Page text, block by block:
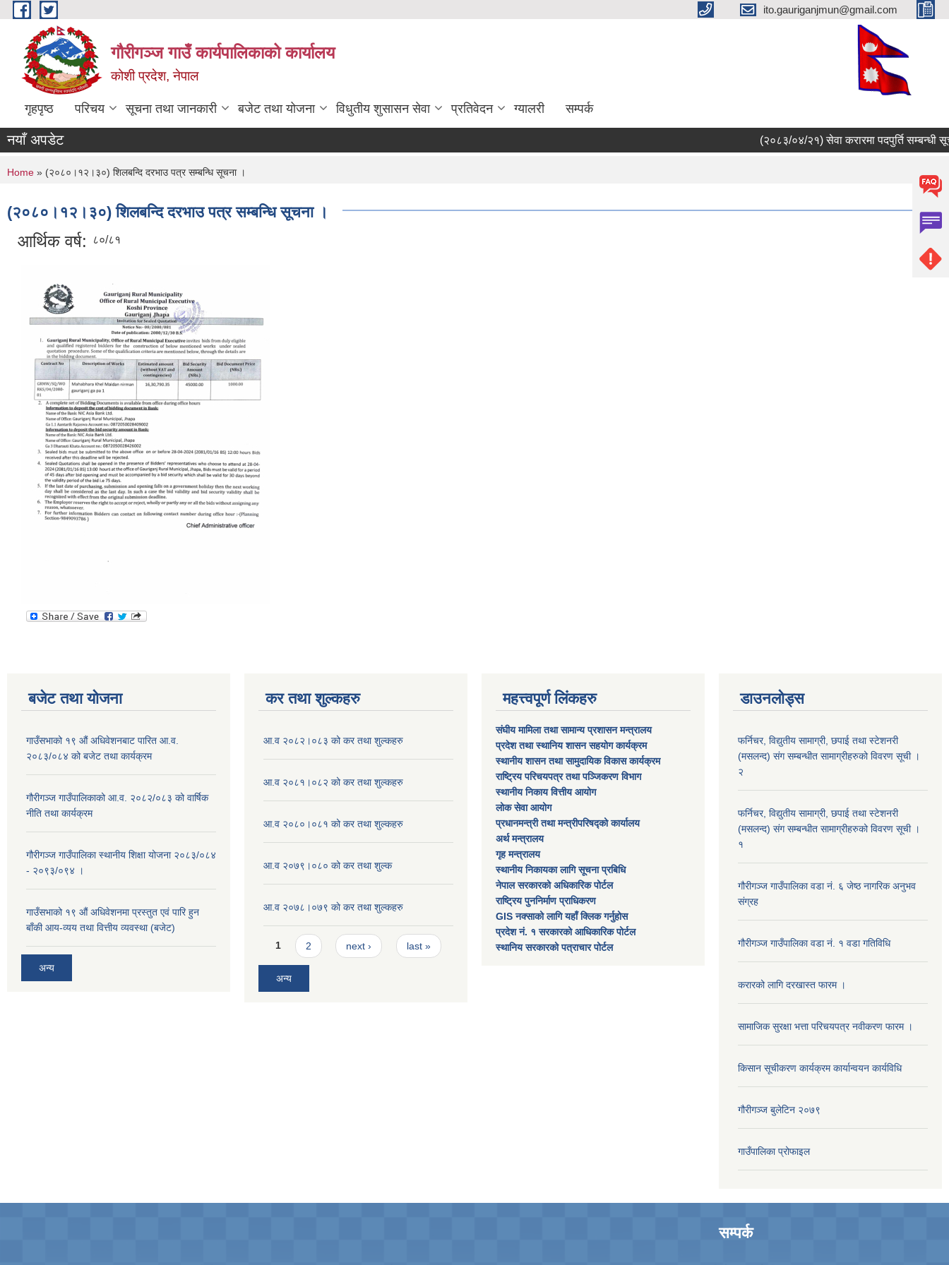
Skip to main content ito.gauriganjmun@gmail.com
गौरीगञ्‍ज गाउँ कार्यपालिकाको कार्यालय
कोशी प्रदेश, नेपाल
गृहपृष्ठ परिचय सूचना तथा जानकारी बजेट तथा योजना विधुतीय शुसासन सेवा प्रतिवेदन ग्यालरी सम्पर्क
नयाँ अपडेट (२०८३/०४/२१) सेवा करारमा पदपुर्ति सम्बन्धी
You are here
Home » (२०८०।१२।३०) शिलबन्दि दरभाउ पत्र सम्बन्धि सूचना ।
(२०८०।१२।३०) शिलबन्दि दरभाउ पत्र सम्बन्धि सूचना ।
आर्थिक वर्ष: ८०/८१
बजेट तथा याेजना
गाउँसभाको १९ औं अधिवेशनबाट पारित आ.व.
२०८३/०८४ को बजेट तथा कार्यक्रम
गौरीगञ्ज गाउँपालिकाको आ.व. २०८२/०८३ को वार्षिक
नीति तथा कार्यक्रम
गौरीगञ्ज गाउँपालिका स्थानीय शिक्षा योजना २०८३/०८४
- २०९३/०९४ ।
गाउँसभाको १९ ‌औं अधिवेशनमा प्रस्तुत एवं पारि हुन
बाँकी आय-व्यय तथा वित्तीय व्यवस्था (बजेट)
अन्य
कर तथा शुल्कहरु
आ.व २०८२।०८३ को कर तथा शुल्कहरु
आ.व २०८१।०८२ को कर तथा शुल्कहरु
आ.व २०८०।०८१ को कर तथा शुल्कहरु
आ.व २०७९।०८० को कर तथा शुल्क
आ.व २०७८।०७९ काे कर तथा शुल्कहरु
Pages
1 2 next › last »
अन्य
महत्त्वपूर्ण लिंकहरु
संघीय मामिला तथा सामान्य प्रशासन मन्त्रालय
प्रदेश तथा स्थानिय शासन सहयोग कार्यक्रम
स्थानीय शासन तथा सामुदायिक विकास कार्यक्रम
राष्ट्रिय परिचयपत्र तथा पञ्जिकरण विभाग
स्थानीय निकाय वित्तीय आयोग
लोक सेवा आयोग
प्रधानमन्त्री तथा मन्त्रीपरिषद्को कार्यालय
अर्थ मन्त्रालय
गृह मन्त्रालय
स्थानीय निकायका लागि सूचना प्रबिधि
नेपाल सरकारको अधिकारिक पोर्टल
राष्ट्रिय पुननिर्माण प्राधिकरण
GIS नक्साको लागि यहाँ क्लिक गर्नुहोस
प्रदेश नं. १ सरकारको आधिकारिक पोर्टल
स्थानिय सरकारको पत्राचार पोर्टल
डाउनलोड्स
फर्निचर, विद्युतीय सामाग्री, छपाई तथा स्टेशनरी
(मसलन्द) संग सम्बन्धीत सामाग्रीहरुको विवरण सूची ।
२
फर्निचर, विद्युतीय सामाग्री, छपाई तथा स्टेशनरी
(मसलन्द) संग सम्बन्धीत सामाग्रीहरुको विवरण सूची ।
१
गौरीगञ्‍ज गाउँपालिका वडा नं. ६ जेष्ठ नागरिक अनुभव
संग्रह
गौरीगञ्‍ज गाउँपालिका वडा नं. १ वडा गतिविधि
करारको लागि दरखास्त फारम ।
सामाजिक सुरक्षा भत्ता परिचयपत्र नवीकरण फारम ।
किसान सूचीकरण कार्यक्रम कार्यान्वयन कार्यविधि
गौरीगञ्‍ज बुलेटिन २०७९
गाउँपालिका प्रोफाइल
सम्पर्क